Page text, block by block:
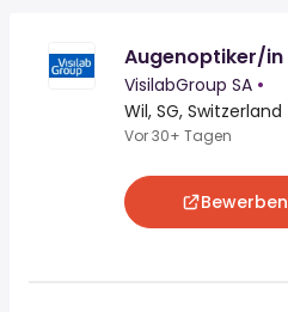
Augenoptiker/in
VisilabGroup SA •
Wil, SG, Switzerland
Vor 30+ Tagen
Bewerben